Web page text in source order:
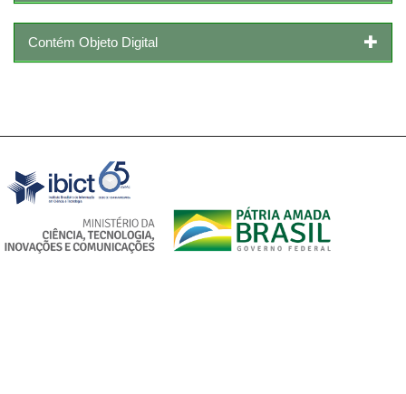
Contém Objeto Digital